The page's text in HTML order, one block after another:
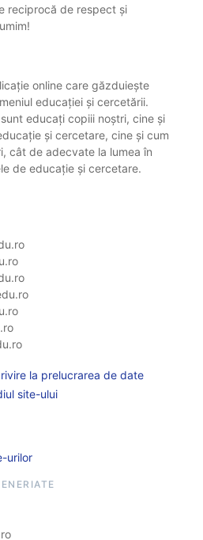
reciprocă de respect și
online care găzduiește
educației și cercetării.
educați copiii noștri, cine și
și cercetare, cine și cum
cât de adecvate la lumea în
de educație și cercetare.
la prelucrarea de date
site-ului
urilor